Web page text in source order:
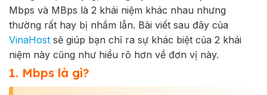
Mbps và MBps là 2 khái niệm khác nhau nhưng
thường rất hay bị nhầm lẫn. Bài viết sau đây của
VinaHost sẽ giúp bạn chỉ ra sự khác biệt của 2 khái
niệm này cũng như hiểu rõ hơn về đơn vị này.
1. Mbps là gì?